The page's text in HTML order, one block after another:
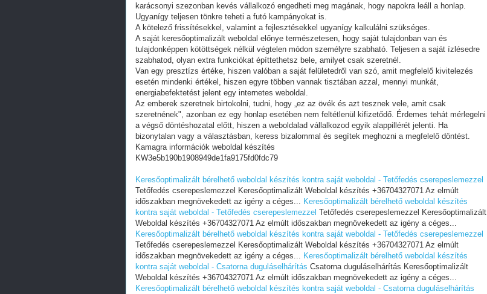
karácsonyi szezonban kevés vállalkozó engedheti meg magának, hogy napokra leáll a honlap.
Ugyanígy teljesen tönkre teheti a futó kampányokat is.
A kötelező frissítésekkel, valamint a fejlesztésekkel ugyanígy kalkulálni szükséges.
A saját keresőoptimalizált weboldal előnye természetesen, hogy saját tulajdonban van és
tulajdonképpen kötöttségek nélkül végtelen módon személyre szabható. Teljesen a saját ízlésedre
szabhatod, olyan extra funkciókat építtethetsz bele, amilyet csak szeretnél.
Van egy presztízs értéke, hiszen valóban a saját felületedről van szó, amit megfelelő kivitelezés
esetén mindenki értékel, hiszen egyre többen vannak tisztában azzal, mennyi munkát,
energiabefektetést jelent egy internetes weboldal.
Az emberek szeretnek birtokolni, tudni, hogy „ez az övék és azt tesznek vele, amit csak
szeretnének", azonban ez egy honlap esetében nem feltétlenül kifizetődő. Érdemes tehát mérlegelni
a végső döntéshozatal előtt, hiszen a weboldalad vállalkozod egyik alappillérét jelenti. Ha
bizonytalan vagy a választásban, keress bizalommal és segítek meghozni a megfelelő döntést.
Kamagra információk weboldal készítés
KW3e5b190b1908949de1fa9175fd0fdc79
Keresőoptimalizált bérelhető weboldal készítés kontra saját weboldal - Tetőfedés cserepeslemezzel
Tetőfedés cserepeslemezzel Keresőoptimalizált Weboldal készítés +36704327071 Az elmúlt
időszakban megnövekedett az igény a céges... Keresőoptimalizált bérelhető weboldal készítés
kontra saját weboldal - Tetőfedés cserepeslemezzel Tetőfedés cserepeslemezzel Keresőoptimalizált
Weboldal készítés +36704327071 Az elmúlt időszakban megnövekedett az igény a céges...
Keresőoptimalizált bérelhető weboldal készítés kontra saját weboldal - Tetőfedés cserepeslemezzel
Tetőfedés cserepeslemezzel Keresőoptimalizált Weboldal készítés +36704327071 Az elmúlt
időszakban megnövekedett az igény a céges... Keresőoptimalizált bérelhető weboldal készítés
kontra saját weboldal - Csatorna duguláselhárítás Csatorna duguláselhárítás Keresőoptimalizált
Weboldal készítés +36704327071 Az elmúlt időszakban megnövekedett az igény a céges...
Keresőoptimalizált bérelhető weboldal készítés kontra saját weboldal - Csatorna duguláselhárítás